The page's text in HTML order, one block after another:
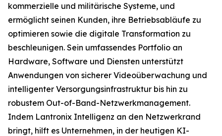
kommerzielle und militärische Systeme, und
ermöglicht seinen Kunden, ihre Betriebsabläufe zu
optimieren sowie die digitale Transformation zu
beschleunigen. Sein umfassendes Portfolio an
Hardware, Software und Diensten unterstützt
Anwendungen von sicherer Videoüberwachung und
intelligenter Versorgungsinfrastruktur bis hin zu
robustem Out-of-Band-Netzwerkmanagement.
Indem Lantronix Intelligenz an den Netzwerkrand
bringt, hilft es Unternehmen, in der heutigen KI-